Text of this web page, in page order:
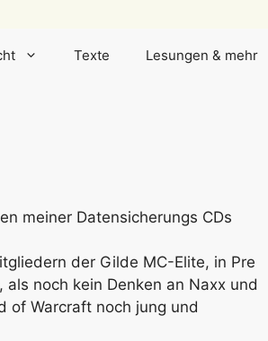
Texte Lesungen & mehr
meiner Datensicherungs CDs
der Gilde MC-Elite, in Pre
noch kein Denken an Naxx und
of Warcraft noch jung und